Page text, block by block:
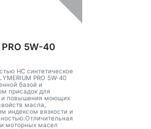
PRO 5W-40
HC синтетическое
PRO 5W-40
базой и
присадок для
и повышения моющих
масла,
индексом вязкости и
моторных масел